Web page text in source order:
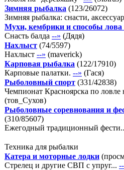
Зимняя рыбалка (123/26072)
Зимняя рыбалка: снасти,
Мухи, кембрики и способы лова
Снасть балда --» (Дядя)
Нахлыст (74/5597)
Нахлыст --» (maverick)
Карповая рыбалка (122/17910)
Карповые палатки. --» (Гася)
Рыболовный спорт (331/42838)
Чемпионат Красноярска по
(тов_Сухов)
Рыболовные соревнования и
(310/85607)
Ежегодный традиционный
Техника для рыбалки
Катера и моторные лодки
Стрелец и другие СВП с упруг...